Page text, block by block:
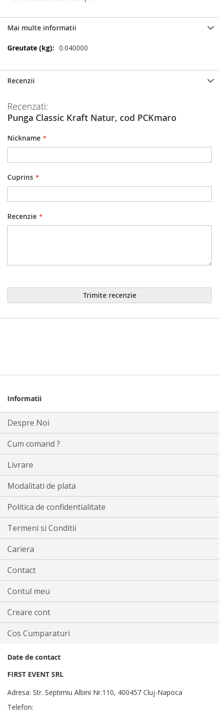
Mai multe informatii
Mai
0.040000
Recenzii
Recenzati:
Punga Classic Kraft Natur, cod PCKmaro
Nickname
Cuprins
Recenzie
Trimite recenzie
Informatii
Despre Noi
Cum comand ?
Livrare
Modalitati de plata
Politica de confidentialitate
Termeni si Conditii
Cariera
Contact
Contul meu
Creare cont
Cos Cumparaturi
Date de contact
FIRST EVENT SRL
Adresa: Str. Septimiu Albini Nr.110, 400457 Cluj-Napoca
Telefon: